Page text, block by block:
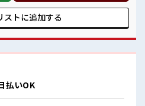
！ ロッカーあり！ 安心してお仕事に集
るお仕事！ 高収入もバッチリ目指せま
ストに追加する
払いOK